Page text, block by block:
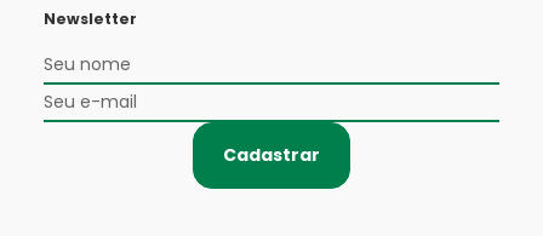
Newsletter
Cadastrar